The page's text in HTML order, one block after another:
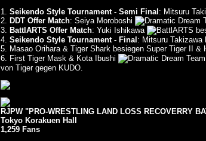
1. Seikendo Style Tournament - Semi Final : Mitsuru
2. DDT Offer Match: Seiya Moroboshi
3. BattlARTS Offer Match: Yuki Ishikawa
4. Seikendo Style Tournament - Final : Mitsuru Takizawa
5. Masao Orihara & Tiger Shark besiegen Super Tiger II &
6. First Tiger Mask & Kota Ibushi
von Tiger gegen KUDO.
RJPW "PRO-WRESTLING LAND LOSS RECOVERRY
Tokyo Korakuen Hall
1,259 Fans